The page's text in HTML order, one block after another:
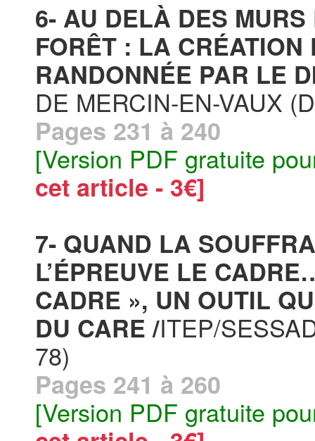
6- AU DELÀ DES
FORÊT : LA CRÉATION
RANDONNÉE PAR LE
DE MERCIN-EN-VAUX
Pages 231 à 240
[Version PDF gratuite
cet article - 3€]
7- QUAND LA
L’ÉPREUVE LE
CADRE », UN OUTIL
DU CARE /ITEP/
78)
Pages 241 à 260
[Version PDF gratuite